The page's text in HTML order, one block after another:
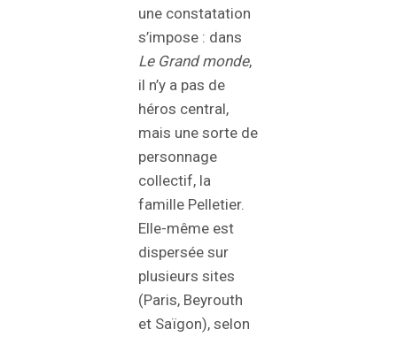
une constatation
s’impose : dans
Le Grand monde,
il n’y a pas de
héros central,
mais une sorte de
personnage
collectif, la
famille Pelletier.
Elle-même est
dispersée sur
plusieurs sites
(Paris, Beyrouth
et Saïgon), selon